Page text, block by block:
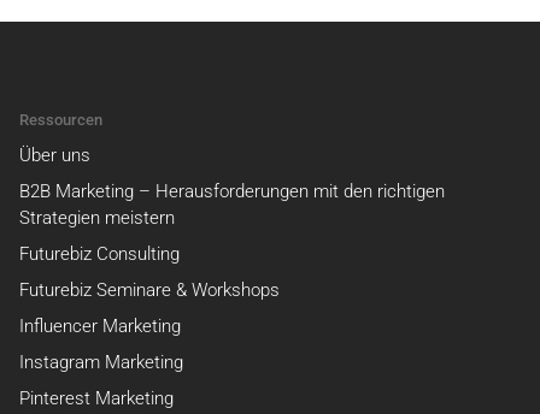
Ressourcen
Über uns
B2B Marketing – Herausforderungen mit den richtigen
Strategien meistern
Futurebiz Consulting
Futurebiz Seminare & Workshops
Influencer Marketing
Instagram Marketing
Pinterest Marketing